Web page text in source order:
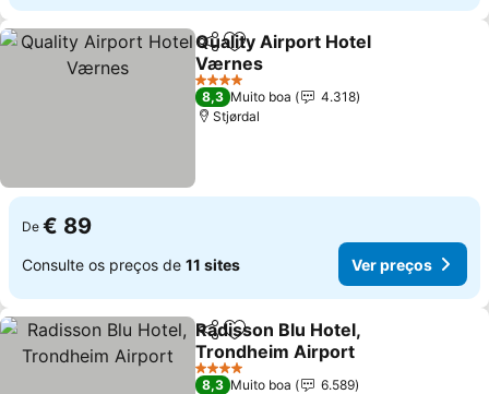
PartilharAdicionar aos favoritos
Quality Airport Hotel
Værnes
4 Estrelas
8,3 Muito boa
4.318
Stjørdal
De € 89
Consulte os preços de 11 sites Ver preços
PartilharAdicionar aos favoritos
Radisson Blu Hotel,
Trondheim Airport
4 Estrelas
8,3 Muito boa
6.589